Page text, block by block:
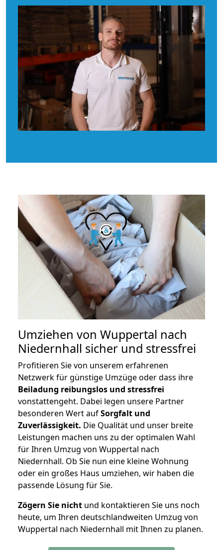
Umziehen von Wuppertal nach
Niedernhall sicher und stressfrei
Profitieren Sie von unserem erfahrenen
Netzwerk für günstige Umzüge oder dass ihre
Beiladung reibungslos und stressfrei
vonstattengeht. Dabei legen unsere Partner
besonderen Wert aufSorgfalt und
Zuverlässigkeit. Die Qualität und unser breite
Leistungen machen uns zu der optimalen Wahl
für Ihren Umzug von Wuppertal nach
Niedernhall. Ob Sie nun eine kleine Wohnung
oder ein großes Haus umziehen, wir haben die
passende Lösung für Sie.
Zögern Sie nicht und kontaktieren Sie uns noch
heute, um Ihren deutschlandweiten Umzug von
Wuppertal nach Niedernhall mit Ihnen zu planen.